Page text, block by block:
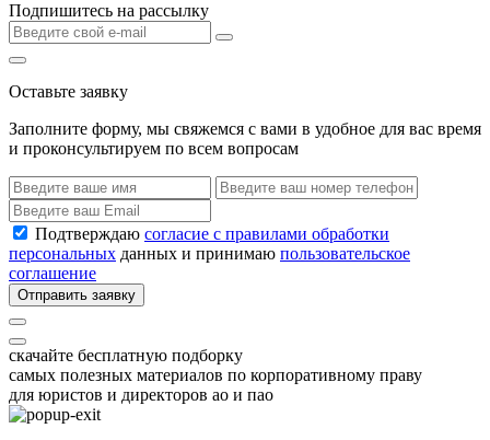
Подпишитесь на рассылку
Оставьте заявку
Заполните форму, мы свяжемся с вами в удобное для вас время
и проконсультируем по всем вопросам
Подтверждаю согласие с правилами обработки
персональных данных и принимаю пользовательское
соглашение
Отправить заявку
скачайте бесплатную подборку
самых полезных материалов по корпоративному праву
для юристов и директоров ао и пао